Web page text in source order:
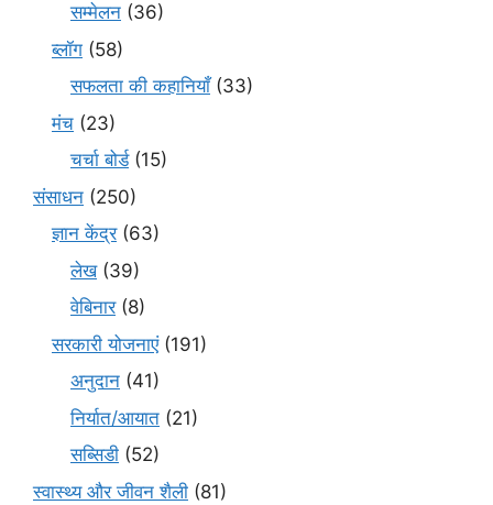
सम्मेलन (36)
ब्लॉग (58)
सफलता की कहानियाँ(33)
मंच (23)
चर्चा बोर्ड(15)
संसाधन (250)
ज्ञान केंद्र(63)
लेख(39)
वेबिनार(8)
सरकारी योजनाएं(191)
अनुदान (41)
निर्यात/आयात (21)
सब्सिडी (52)
स्वास्थ्य और जीवन शैली (81)